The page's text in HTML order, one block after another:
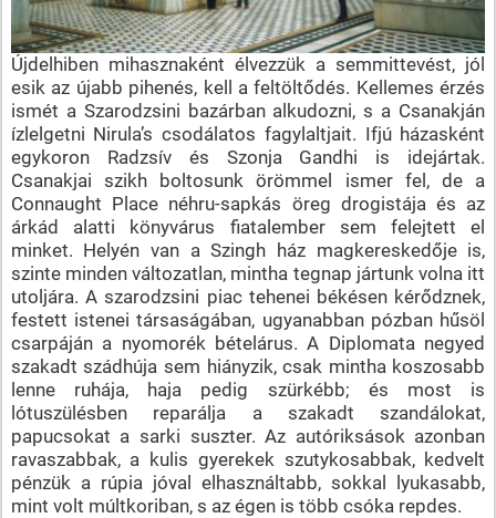
Újdelhiben mihasznaként élvezzük a semmittevést, jól
esik az újabb pihenés, kell a feltöltődés. Kellemes érzés
ismét a Szarodzsini bazárban alkudozni, s a Csanakján
ízlelgetni Nirula’s csodálatos fagylaltjait. Ifjú házasként
egykoron Radzsív és Szonja Gandhi is idejártak.
Csanakjai szikh boltosunk örömmel ismer fel, de a
Connaught Place néhru-sapkás öreg drogistája és az
árkád alatti könyvárus fiatalember sem felejtett el
minket. Helyén van a Szingh ház magkereskedője is,
szinte minden változatlan, mintha tegnap jártunk volna itt
utoljára. A szarodzsini piac tehenei békésen kérődznek,
festett istenei társaságában, ugyanabban pózban hűsöl
csarpáján a nyomorék bételárus. A Diplomata negyed
szakadt szádhúja sem hiányzik, csak mintha koszosabb
lenne ruhája, haja pedig szürkébb; és most is
lótuszülésben reparálja a szakadt szandálokat,
papucsokat a sarki suszter. Az autóriksások azonban
ravaszabbak, a kulis gyerekek szutykosabbak, kedvelt
pénzük a rúpia jóval elhasználtabb, sokkal lyukasabb,
mint volt múltkoriban, s az égen is több csóka repdes.